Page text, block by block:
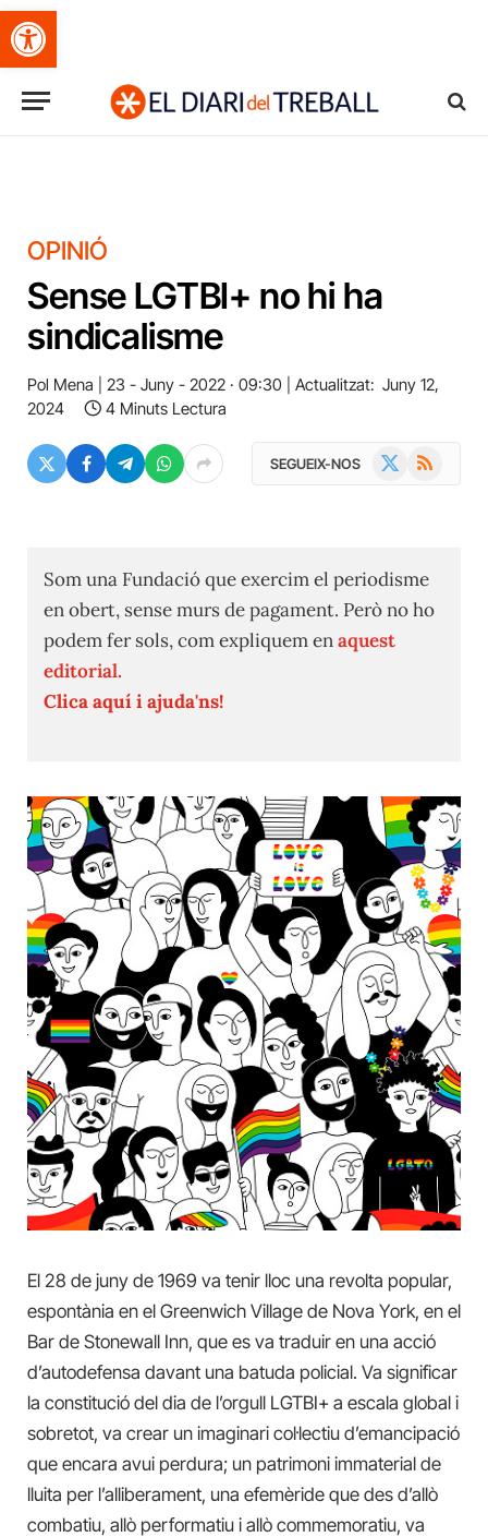
Obre la barra d'eines
OPINIÓ
Sense LGTBI+ no hi ha
sindicalisme
Pol Mena 23 - Juny - 2022 · 09:30 Actualitzat: Juny 12,
2024
4 Minuts Lectura
SEGUEIX-NOS RSS
Som una Fundació que exercim el periodisme
en obert, sense murs de pagament. Però no ho
podem fer sols, com expliquem enaquest
editorial.
Clica aquí i ajuda'ns!
El 28 de juny de 1969 va tenir lloc una revolta popular,
espontània en el Greenwich Village de Nova York, en el
Bar de Stonewall Inn, que es va traduir en una acció
d’autodefensa davant una batuda policial. Va significar
la constitució del dia de l’orgull LGTBI+ a escala global i
sobretot, va crear un imaginari col·lectiu d’emancipació
que encara avui perdura; un patrimoni immaterial de
lluita per l’alliberament, una efemèride que des d’allò
combatiu, allò performatiu i allò commemoratiu, va